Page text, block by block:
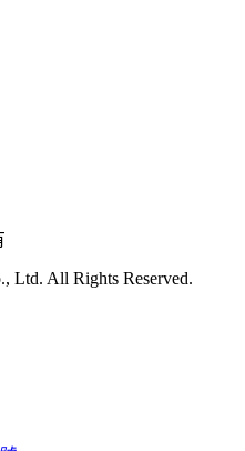
Ltd. All Rights Reserved.